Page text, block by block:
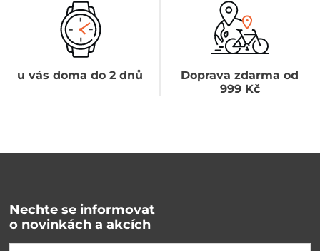
u vás doma do 2 dnů
Doprava zdarma od
999 Kč
Nechte se informovat
o novinkách a akcích